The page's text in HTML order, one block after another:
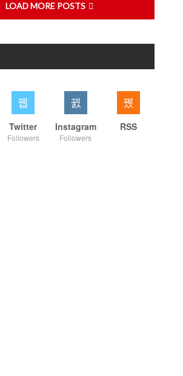
LOAD MORE POSTS
Twitter
Followers
Instagram
Followers
RSS